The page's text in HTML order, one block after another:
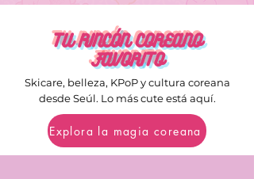
TU RINCÓN COREANO
FAVORITO
Skicare, belleza, KPoP y cultura coreana
desde Seúl. Lo más cute está aquí.
Explora la magia coreana